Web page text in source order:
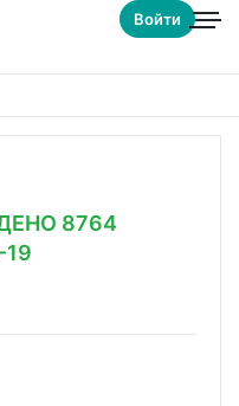
Войти
8764